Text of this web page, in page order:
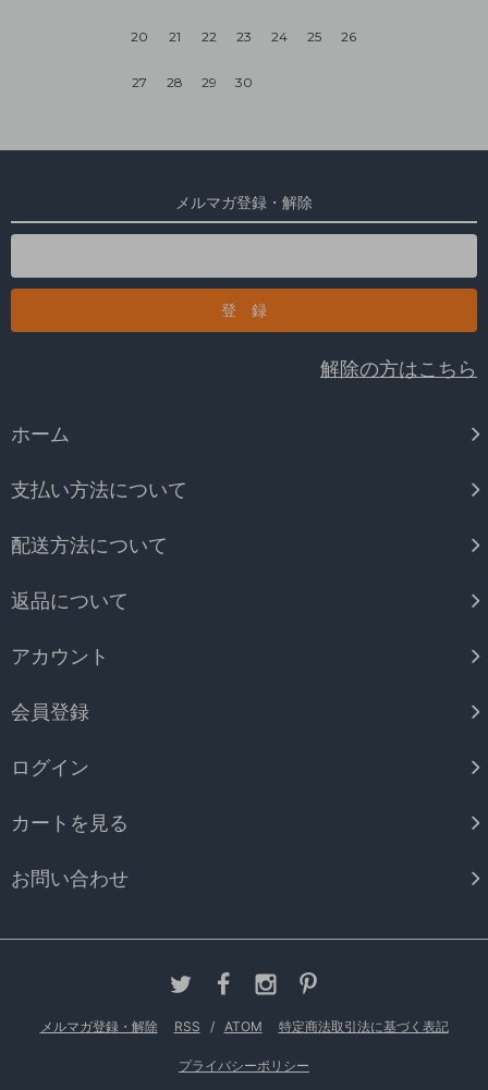
20 21 22 23 24 25 26
27 28 29 30
メルマガ登録・解除
解除の方はこちら
ホーム
支払い方法について
配送方法について
返品について
アカウント
会員登録
ログイン
カートを見る
お問い合わせ
メルマガ登録・解除 RSS / ATOM 特定商法取引法に基づく表記
プライバシーポリシー